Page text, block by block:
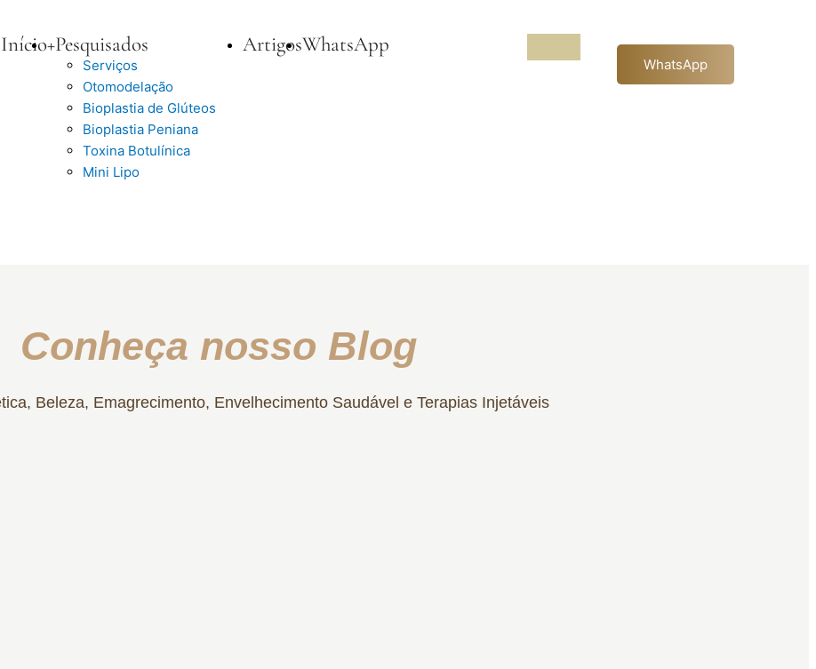
Início+Pesquisados
Serviços
Otomodelação
Bioplastia de Glúteos
Bioplastia Peniana
Toxina Botulínica
Mini Lipo
ArtigosWhatsApp
WhatsApp
Conheça nosso Blog
Beleza, Emagrecimento, Envelhecimento Saudável e Terapias Injetáveis